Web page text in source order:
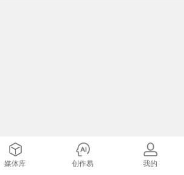
媒体库 创作易 我的